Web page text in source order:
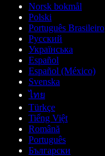
Norsk bokmål
Polski
Português Brasileiro
Русский
Українська
Español
Español (México)
Svenska
ไทย
Türkçe
Tiếng Việt
Română
Português
Български